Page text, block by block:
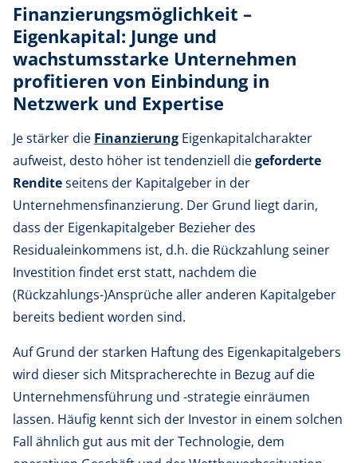
Finanzierungsmöglichkeit –
Eigenkapital: Junge und
wachstumsstarke Unternehmen
profitieren von Einbindung in
Netzwerk und Expertise
Je stärker die Finanzierung Eigenkapitalcharakter
aufweist, desto höher ist tendenziell diegeforderte
Renditeseitens der Kapitalgeber in der
Unternehmensfinanzierung. Der Grund liegt darin,
dass der Eigenkapitalgeber Bezieher des
Residualeinkommens ist, d.h. die Rückzahlung seiner
Investition findet erst statt, nachdem die
(Rückzahlungs-)Ansprüche aller anderen Kapitalgeber
bereits bedient worden sind.
Auf Grund der starken Haftung des Eigenkapitalgebers
wird dieser sich Mitspracherechte in Bezug auf die
Unternehmensführung und -strategie einräumen
lassen. Häufig kennt sich der Investor in einem solchen
Fall ähnlich gut aus mit der Technologie, dem